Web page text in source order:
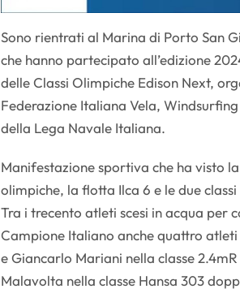
Sono rientrati al Marina di Porto San
che hanno partecipato all’edizione
delle Classi Olimpiche Edison Next,
Federazione Italiana Vela,
della Lega Navale Italiana.
Manifestazione sportiva che ha visto
olimpiche, la flotta Ilca 6 e le due
Tra i trecento atleti scesi in acqua per
Campione Italiano anche quattro
e Giancarlo Mariani nella classe
Malavolta nella classe Hansa 303